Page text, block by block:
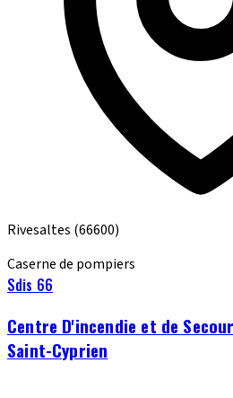
Rivesaltes (66600)
Caserne de pompiers
Sdis 66
Centre D'incendie et de
Saint-Cyprien